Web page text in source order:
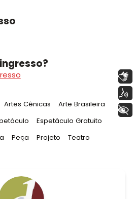
Tag:
Artes Cênicas Tag:
Arte Brasileira
: Tag:
Espetáculo Gratuito
Tag:
Peça Tag:
Projeto Tag:
Teatro
+ Acessibilidade